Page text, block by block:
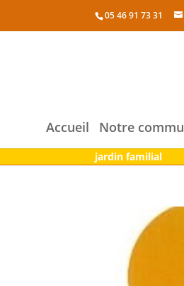
05 46 91 73 31
Accueil Notre
jardin familial